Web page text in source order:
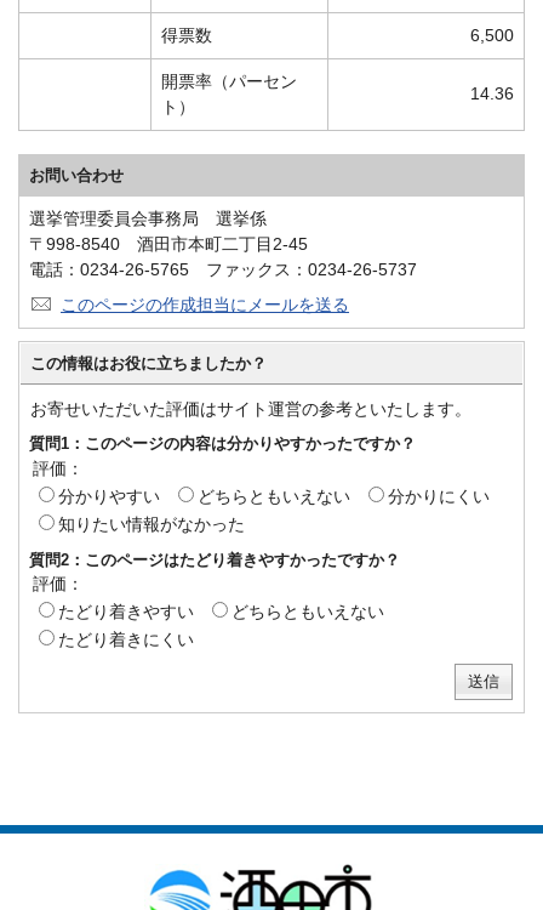
得票数 6,500
開票率（パーセン
ト）
14.36
お問い合わせ
選挙管理委員会事務局 選挙係
〒998-8540 酒田市本町二丁目2-45
電話：0234-26-5765 ファックス：0234-26-5737
このページの作成担当にメールを送る
この情報はお役に立ちましたか？
お寄せいただいた評価はサイト運営の参考といたします。
質問1：このページの内容は分かりやすかったですか？
評価：
分かりやすい
どちらともいえない
分かりにくい
知りたい情報がなかった
質問2：このページはたどり着きやすかったですか？
評価：
たどり着きやすい
どちらともいえない
たどり着きにくい